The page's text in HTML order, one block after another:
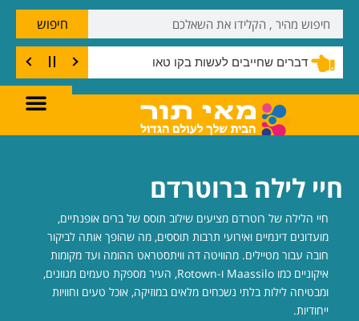
דברים שחייבים לעשות בקו טאו
חיפוש
חיי לילה ברוטרדם
חיי הלילה של רוטרדם מציעים שילוב תוסס של ברים אופנתיים,
מועדונים דינמיים ואירועי תרבות תוססים, מה שהופך אותה לביקור
חובה עבור מטיילים. מהוויטה דה וויתסטראט ההומה ועד מקומות
איקוניים כמו Maassilo ו-Rotown, העיר מספקת טעמים מגוונים,
ומבטיחה לילות בלתי נשכחים מלאים במוזיקה, אוכל טעים וחוויות
ייחודיות.